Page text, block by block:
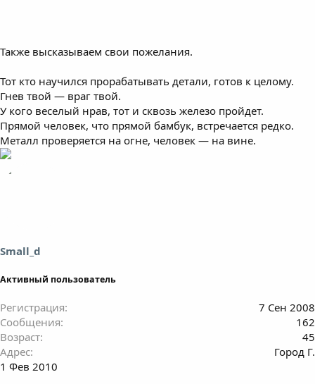
Также высказываем свои пожелания.
Тот кто научился прорабатывать детали, готов к целому.
Гнев твой — враг твой.
У кого веселый нрав, тот и сквозь железо пройдет.
Прямой человек, что прямой бамбук, встречается редко.
Металл проверяется на огне, человек — на вине.
Small_d
Активный пользователь
Регистрация
7 Сен 2008
Сообщения
162
Возраст
45
Адрес
Город Г.
1 Фев 2010